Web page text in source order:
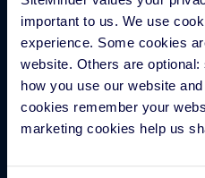
important to us. We use
experience. Some cookies
website. Others are
how you use our website
cookies remember your
marketing cookies help us
Business Description